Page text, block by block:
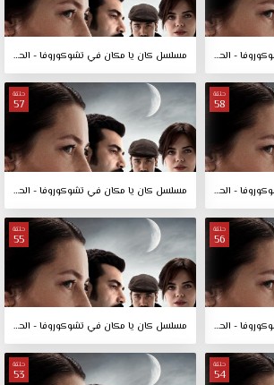
مسلسل كان يا مكان في تشوكوروفا - الحلقة 60 مسلسل كان يا مكان في تشوكوروفا - الحلقة 59
حلقة
58
مسلسل كان يا مكان في تشوكوروفا - الحلقة 58
حلقة
57
مسلسل كان يا مكان في تشوكوروفا - الحلقة 57
حلقة
56
مسلسل كان يا مكان في تشوكوروفا - الحلقة 56
حلقة
55
مسلسل كان يا مكان في تشوكوروفا - الحلقة 55
حلقة
54
حلقة
53